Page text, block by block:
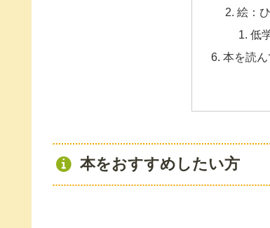
絵：
低
本を読
本をおすすめしたい方